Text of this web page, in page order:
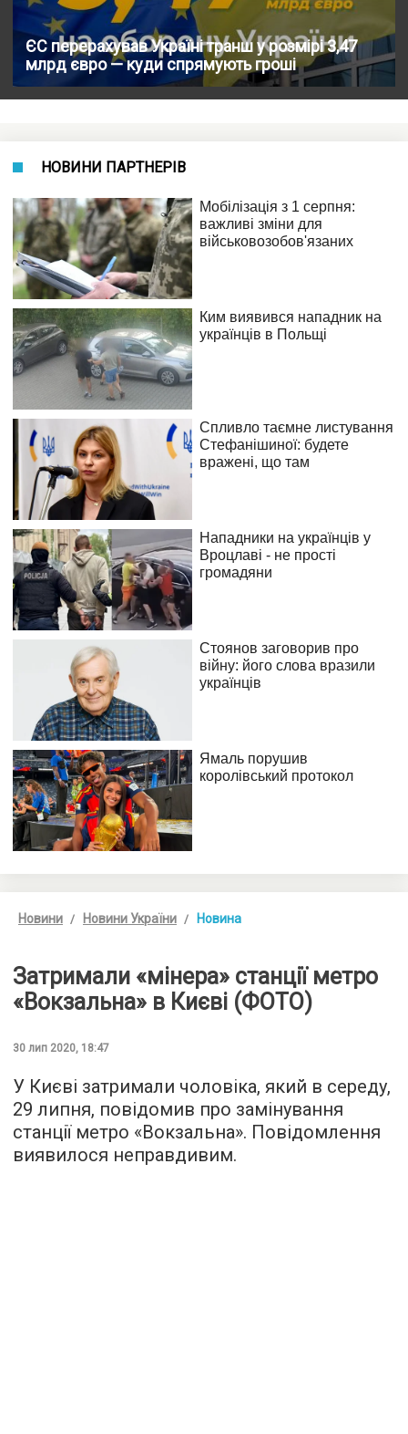
ЄС перерахував Україні транш у розмірі 3,47
млрд євро — куди спрямують гроші
НОВИНИ ПАРТНЕРІВ
Новини Новини України Новина
Затримали «мінера» ​​станції метро
«Вокзальна» в Києві (ФОТО)
30 лип 2020, 18:47
У Києві затримали чоловіка, який в середу,
29 липня, повідомив про замінування
станції метро «Вокзальна». Повідомлення
виявилося неправдивим.